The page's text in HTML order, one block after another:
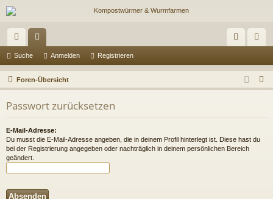
ch
ne
llz
ug
riff
en m
el
ist
rie
Suche Anmelden Registrieren
Foren-Übersicht
u
Passwort zurücksetzen
E-Mail-Adresse:
Du musst die E-Mail-Adresse angeben, die in deinem Profil hinterlegt ist. Diese hast du
bei der Registrierung angegeben oder nachträglich in deinem persönlichen Bereich
geändert.